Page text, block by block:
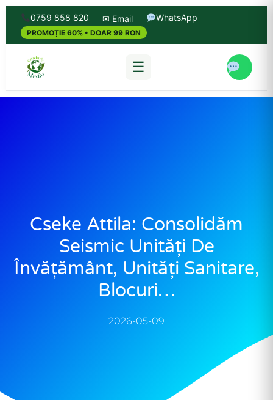
0759 858 820 ✉ Email WhatsApp
PROMOȚIE 60% • DOAR 99 RON
☰
Cseke Attila: Consolidăm
Seismic Unități De
Învățământ, Unități Sanitare,
Blocuri…
2026-05-09